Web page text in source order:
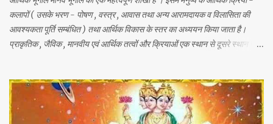
कलापों ( उसके भरण - पोषण , वस्त्र , आवास तथा अन्य आरामदायक व विलासिता की
आवश्यकता पूर्ति सम्बंधित ) तथा आर्थिक विकास के स्तर का अध्ययन किया जाता है।
प्राकृतिक , जैविक , मानवीय एवं आर्थिक तत्वों और क्रियाओं एक स्थान से दूसरे स्थान पर
विद्वानों ने निम्नलिखित प्रमुख परिभाषाएं दी है। 1.प्रो . ब्राउन के शब्दों में - आर्थिक भूगोल
की वह शाखा है जिसमें प्राकृतिक वातावरण ( जड़ और चेतन ) के मनुष्य की आर्थिक
क्रियाओं पर पड़ने वाले प्रभावों का अध्ययन होता है। 2. रूरबैक के शब्दों में - "आर्थिक